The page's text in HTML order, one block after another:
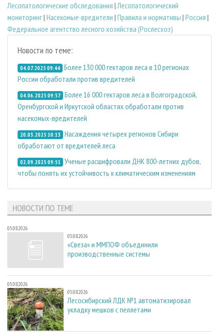
Лесопатологические обследования |Лесопатологический
мониторинг| Насекомые-вредители | Правила и нормативы | Россия |
Федеральное агентство лесного хозяйства (Рослесхоз)
Новости по теме:
04.07.2025 09:44 Более 130 000 гектаров леса в 10 регионах
России обработали против вредителей
04.06.2025 09:57 Более 16 000 гектаров леса в Волгоградской,
Оренбургской и Иркутской областях обработали против
насекомых-вредителей
20.03.2025 10:13 Насаждения четырех регионов Сибири
обработают от вредителей леса
02.09.2025 09:51 Ученые расшифровали ДНК 800-летних дубов,
чтобы понять их устойчивость к климатическим изменениям
НОВОСТИ ПО ТЕМЕ
05.08.2026
05.08.2026
«Свеза» и ММПОФ объединили
производственные системы
05.08.2026
05.08.2026
Лесосибирский ЛДК №1 автоматизировал
укладку мешков с пеллетами